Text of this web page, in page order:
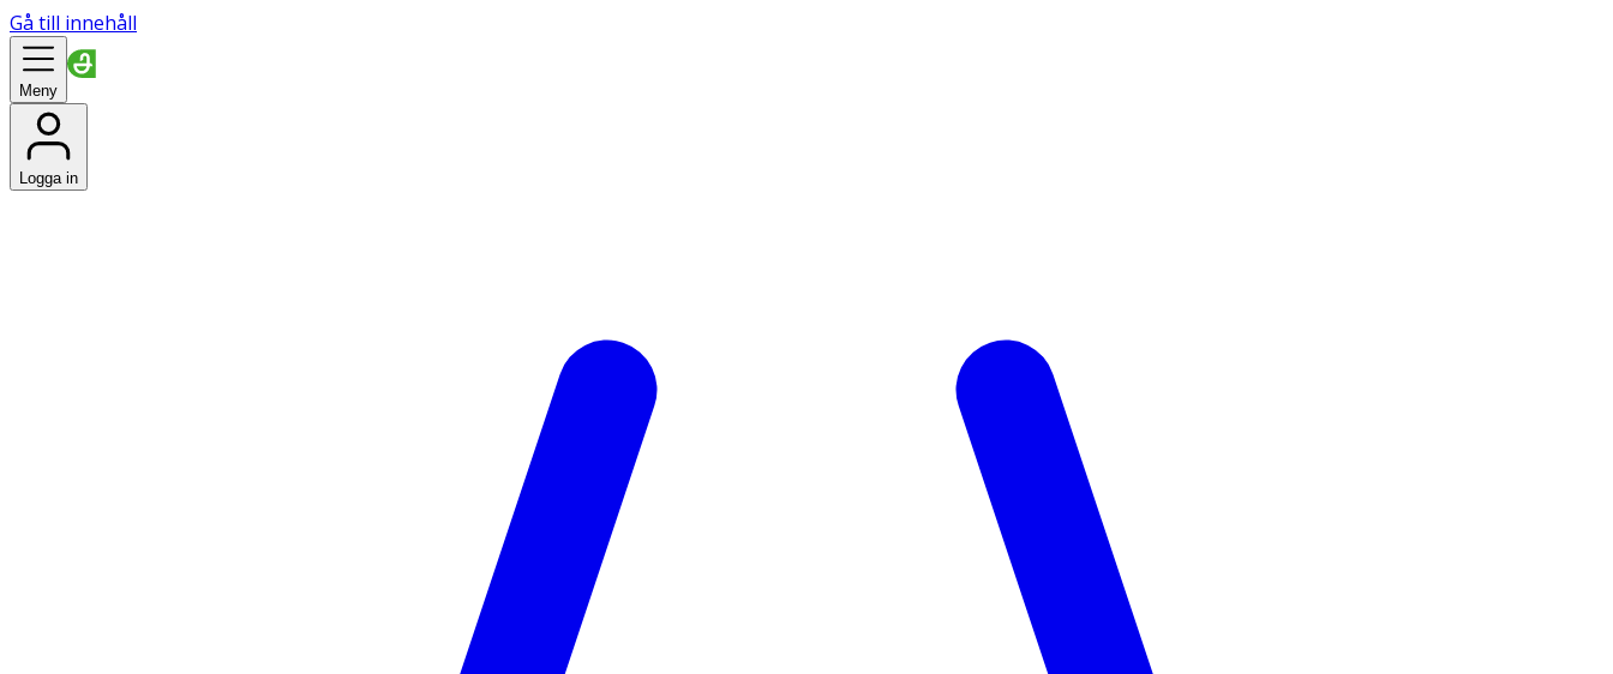
Gå till innehåll
Meny
Logga in